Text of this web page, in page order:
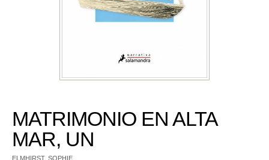
MATRIMONIO EN ALTA
MAR, UN
ELMHIRST, SOPHIE